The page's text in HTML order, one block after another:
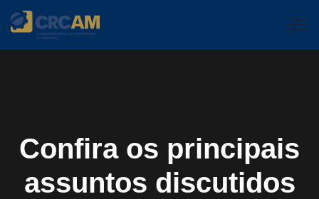
Confira os principais
assuntos discutidos